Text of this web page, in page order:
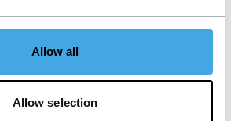
Allow all
Allow selection